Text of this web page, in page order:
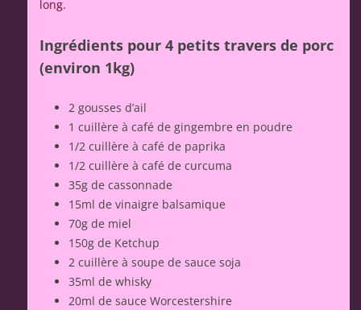
long.
Ingrédients pour 4 petits travers de porc
(environ 1kg)
2 gousses d’ail
1 cuillère à café de gingembre en poudre
1/2 cuillère à café de paprika
1/2 cuillère à café de curcuma
35g de cassonnade
15ml de vinaigre balsamique
70g de miel
150g de Ketchup
2 cuillère à soupe de sauce soja
35ml de whisky
20ml de sauce Worcestershire